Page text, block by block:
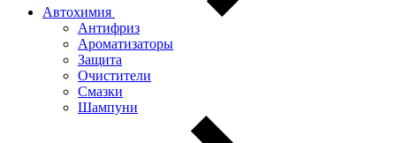
Автохимия
Антифриз
Ароматизаторы
Защита
Очистители
Смазки
Шампуни